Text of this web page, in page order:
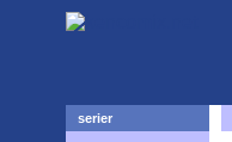
serier